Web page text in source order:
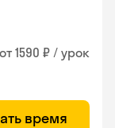
от 1590 ₽ / урок
время